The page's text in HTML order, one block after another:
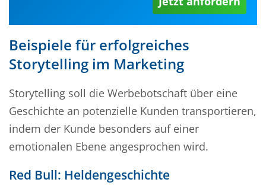
Beispiele für erfolgreiches
Storytelling im Marketing
Storytelling soll die Werbebotschaft über eine
Geschichte an potenzielle Kunden transportieren,
indem der Kunde besonders auf einer
emotionalen Ebene angesprochen wird.
Red Bull: Heldengeschichte